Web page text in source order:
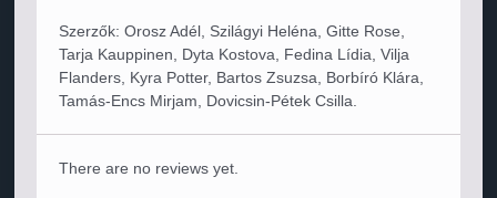
Szerzők: Orosz Adél, Szilágyi Heléna, Gitte Rose,
Tarja Kauppinen, Dyta Kostova, Fedina Lídia, Vilja
Flanders, Kyra Potter, Bartos Zsuzsa, Borbíró Klára,
Tamás-Encs Mirjam, Dovicsin-Pétek Csilla.
There are no reviews yet.